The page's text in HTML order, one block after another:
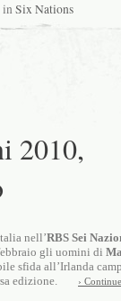
inSix Nations
2010,
nell’RBS Sei
gli uomini di
edizione. ›